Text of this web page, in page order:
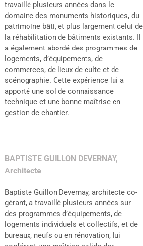
travaillé plusieurs années dans le
domaine des monuments historiques, du
patrimoine bâti, et plus largement celui de
la réhabilitation de bâtiments existants. Il
a également abordé des programmes de
logements, d’équipements, de
commerces, de lieux de culte et de
scénographie. Cette expérience lui a
apporté une solide connaissance
technique et une bonne maîtrise en
gestion de chantier.
BAPTISTE GUILLON DEVERNAY,
Architecte
Baptiste Guillon Devernay, architecte co-
gérant, a travaillé plusieurs années sur
des programmes d’équipements, de
logements individuels et collectifs, et de
bureaux, neufs ou en rénovation, lui